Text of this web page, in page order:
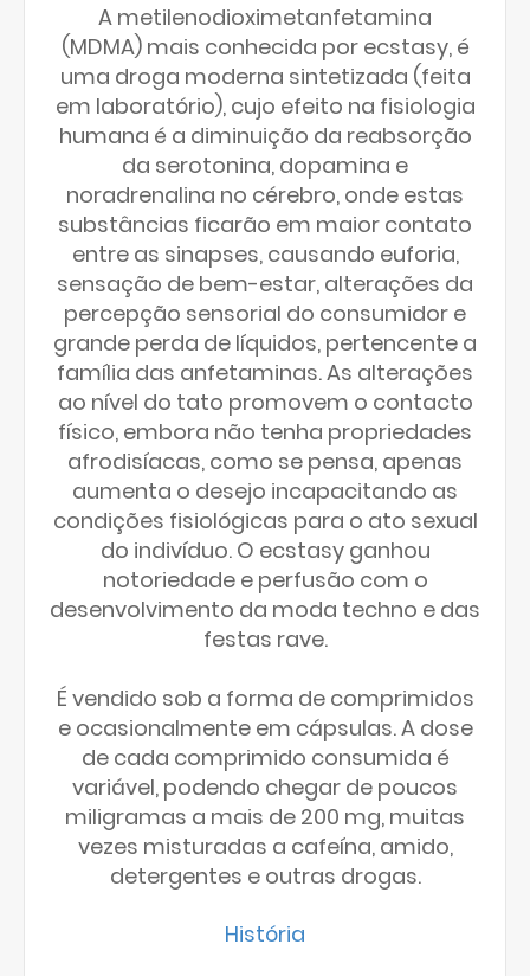
A metilenodioximetanfetamina
(MDMA) mais conhecida por ecstasy, é
uma droga moderna sintetizada (feita
em laboratório), cujo efeito na fisiologia
humana é a diminuição da reabsorção
da serotonina, dopamina e
noradrenalina no cérebro, onde estas
substâncias ficarão em maior contato
entre as sinapses, causando euforia,
sensação de bem-estar, alterações da
percepção sensorial do consumidor e
grande perda de líquidos, pertencente a
família das anfetaminas. As alterações
ao nível do tato promovem o contacto
físico, embora não tenha propriedades
afrodisíacas, como se pensa, apenas
aumenta o desejo incapacitando as
condições fisiológicas para o ato sexual
do indivíduo. O ecstasy ganhou
notoriedade e perfusão com o
desenvolvimento da moda techno e das
festas rave.
É vendido sob a forma de comprimidos
e ocasionalmente em cápsulas. A dose
de cada comprimido consumida é
variável, podendo chegar de poucos
miligramas a mais de 200 mg, muitas
vezes misturadas a cafeína, amido,
detergentes e outras drogas.
História